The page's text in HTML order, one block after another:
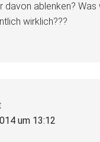
davon ablenken? Was
wirklich???
um 13:12